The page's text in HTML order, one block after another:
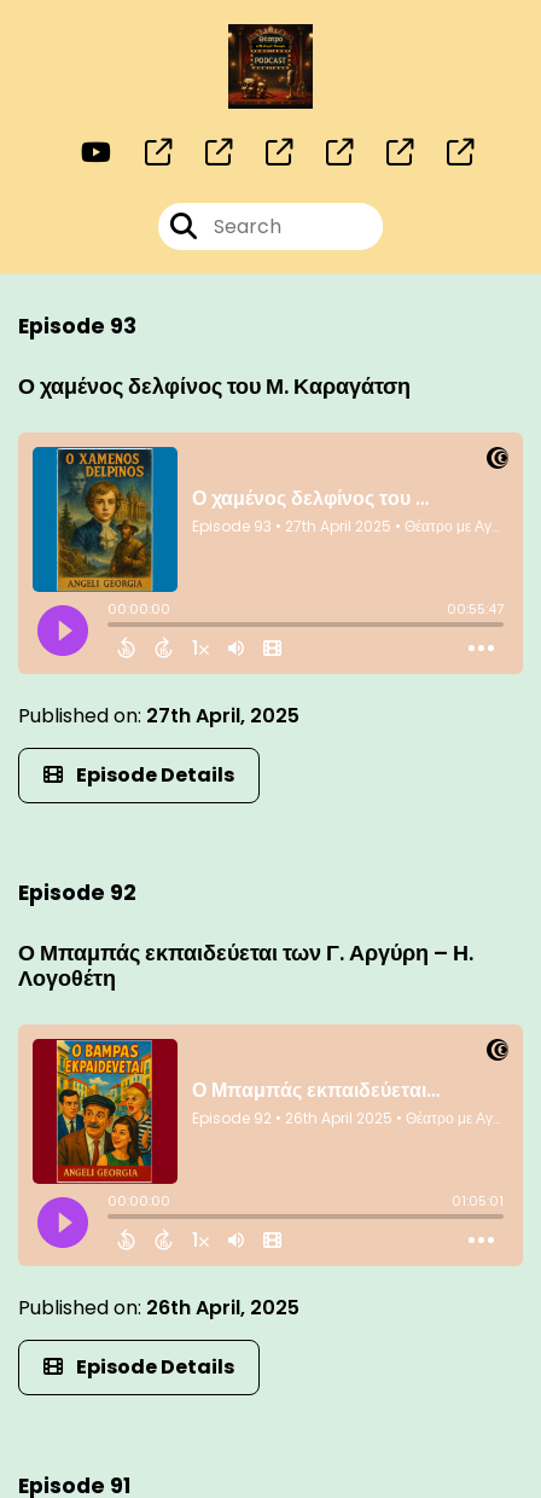
Episode 93
Ο χαμένος δελφίνος του Μ. Καραγάτση
Published on: 27th April, 2025
Episode Details
Episode 92
Ο Μπαμπάς εκπαιδεύεται των Γ. Αργύρη – Η.
Λογοθέτη
Published on: 26th April, 2025
Episode Details
Episode 91